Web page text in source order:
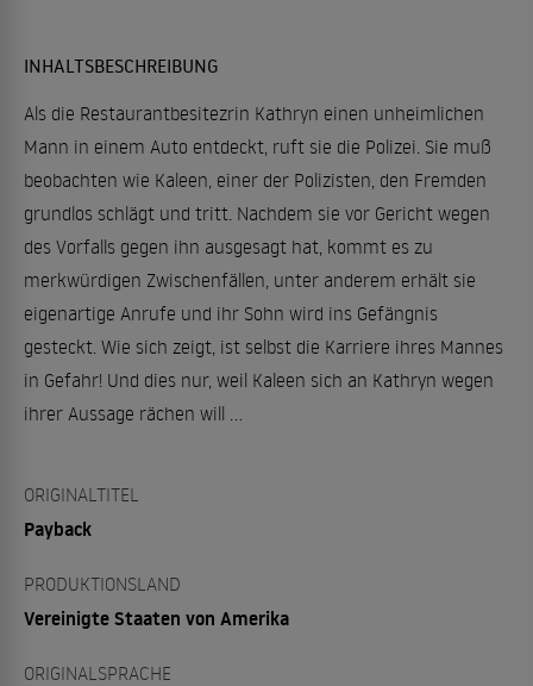
INHALTSBESCHREIBUNG
Als die Restaurantbesitezrin Kathryn einen unheimlichen
Mann in einem Auto entdeckt, ruft sie die Polizei. Sie muß
beobachten wie Kaleen, einer der Polizisten, den Fremden
grundlos schlägt und tritt. Nachdem sie vor Gericht wegen
des Vorfalls gegen ihn ausgesagt hat, kommt es zu
merkwürdigen Zwischenfällen, unter anderem erhält sie
eigenartige Anrufe und ihr Sohn wird ins Gefängnis
gesteckt. Wie sich zeigt, ist selbst die Karriere ihres Mannes
in Gefahr! Und dies nur, weil Kaleen sich an Kathryn wegen
ihrer Aussage rächen will ...
ORIGINALTITEL
Payback
PRODUKTIONSLAND
Vereinigte Staaten von Amerika
ORIGINALSPRACHE